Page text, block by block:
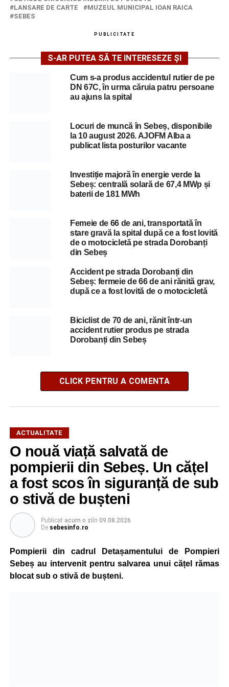
LANSARE DE CARTE
MUZEUL MUNICIPAL IOAN RAICA
SEBES
PUBLICITATE
S-AR PUTEA SĂ TE INTERESEZE ȘI
Cum s-a produs accidentul rutier de pe
DN 67C, în urma căruia patru persoane
au ajuns la spital
Locuri de muncă în Sebeș, disponibile
la 10 august 2026. AJOFM Alba a
publicat lista posturilor vacante
Investiție majoră în energie verde la
Sebeș: centrală solară de 67,4 MWp și
baterii de 181 MWh
Femeie de 66 de ani, transportată în
stare gravă la spital după ce a fost lovită
de o motocicletă pe strada Dorobanți
din Sebeș
Accident pe strada Dorobanți din
Sebeș: fermeie de 66 de ani rănită grav,
după ce a fost lovită de o motocicletă
Biciclist de 70 de ani, rănit într-un
accident rutier produs pe strada
Dorobanți din Sebeș
CLICK PENTRU A COMENTA
ACTUALITATE
O nouă viață salvată de
pompierii din Sebeș. Un cățel
a fost scos în siguranță de sub
o stivă de bușteni
Publicat acum o ziîn 09.08.2026
De sebesinfo.ro
Pompierii din cadrul Detașamentului de Pompieri
Sebeș au intervenit pentru salvarea unui cățel rămas
blocat sub o stivă de bușteni.